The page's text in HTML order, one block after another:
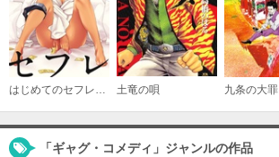
はじめてのセフレ【単話】 土竜の唄 九条の大罪
「ギャグ・コメディ」ジャンルの作品